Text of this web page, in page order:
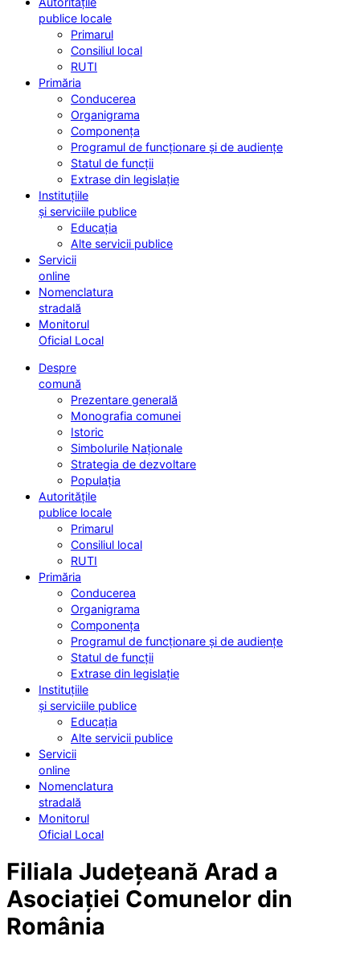
publice locale
Primarul
Consiliul local
RUTI
Primăria
Conducerea
Organigrama
Componența
Programul de funcționare și de audiențe
Statul de funcții
Extrase din legislație
Instituțiile
și serviciile publice
Educația
Alte servicii publice
Servicii
online
Nomenclatura
stradală
Monitorul
Oficial Local
Despre
comună
Prezentare generală
Monografia comunei
Istoric
Simbolurile Naționale
Strategia de dezvoltare
Populația
Autoritățile
publice locale
Primarul
Consiliul local
RUTI
Primăria
Conducerea
Organigrama
Componența
Programul de funcționare și de audiențe
Statul de funcții
Extrase din legislație
Instituțiile
și serviciile publice
Educația
Alte servicii publice
Servicii
online
Nomenclatura
stradală
Monitorul
Oficial Local
Filiala Județeană Arad a
Asociației Comunelor din
România